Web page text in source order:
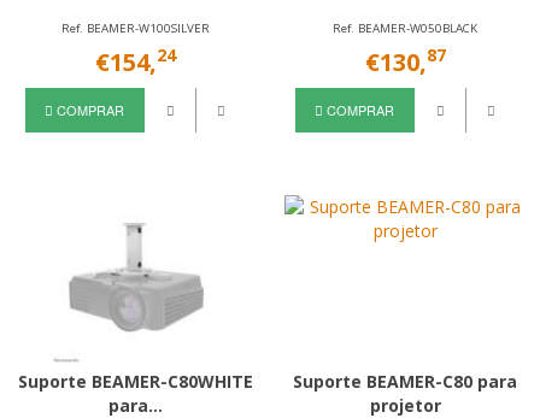
Ref. BEAMER-W100SILVER
€154,24
COMPRAR
Ref. BEAMER-W050BLACK
€130,87
COMPRAR
Suporte BEAMER-C80WHITE
para...
Suporte BEAMER-C80 para
projetor